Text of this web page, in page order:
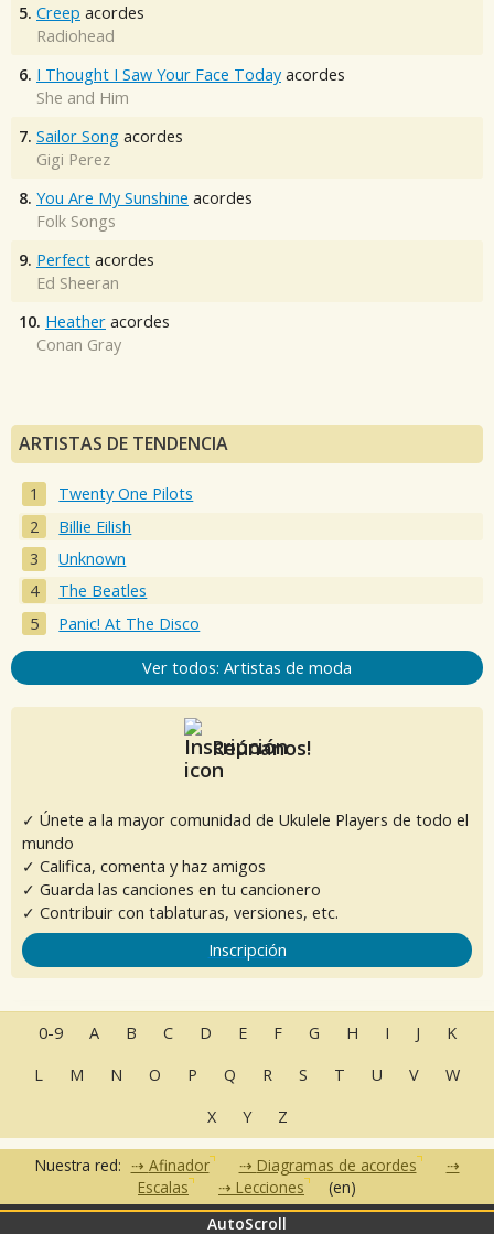
AutoScroll
5. Creep acordes
Radiohead
6. I Thought I Saw Your Face Today acordes
She and Him
7. Sailor Song acordes
Gigi Perez
8. You Are My Sunshine acordes
Folk Songs
9. Perfect acordes
Ed Sheeran
10. Heather acordes
Conan Gray
ARTISTAS DE TENDENCIA
Twenty One Pilots
Billie Eilish
Unknown
The Beatles
Panic! At The Disco
Ver todos: Artistas de moda
Reúnanos!
✓ Únete a la mayor comunidad de Ukulele Players de todo el
mundo
✓ Califica, comenta y haz amigos
✓ Guarda las canciones en tu cancionero
✓ Contribuir con tablaturas, versiones, etc.
Inscripción
0-9 A B C D E F G H I J
K
L
M N O P Q R S T U V
W
X
Y Z
Nuestra red: Afinador
Diagramas de acordes
Escalas
Lecciones (en)
CGU•Política de privacidad